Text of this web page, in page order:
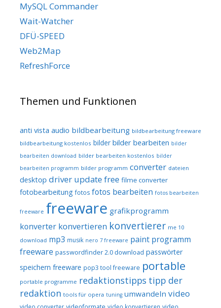
MySQL Commander
Wait-Watcher
DFÜ-SPEED
Web2Map
RefreshForce
Themen und Funktionen
anti vista audio bildbearbeitung bildbearbeitung freeware
bildbearbeitung kostenlos bilder bilder bearbeiten bilder
bearbeiten download bilder bearbeiten kostenlos bilder
bearbeiten programm bilder programm converter dateien
desktop driver update free filme converter
fotobearbeitung fotos fotos bearbeiten fotos bearbeiten
freeware freeware grafikprogramm
konverter konvertieren konvertierer me 10
download mp3 musik nero 7 freeware paint programm
freeware passwordfinder 2.0 download passwörter
speichern freeware pop3 tool freeware portable
portable programme redaktionstipps tipp der
redaktion tools für opera tuning umwandeln video